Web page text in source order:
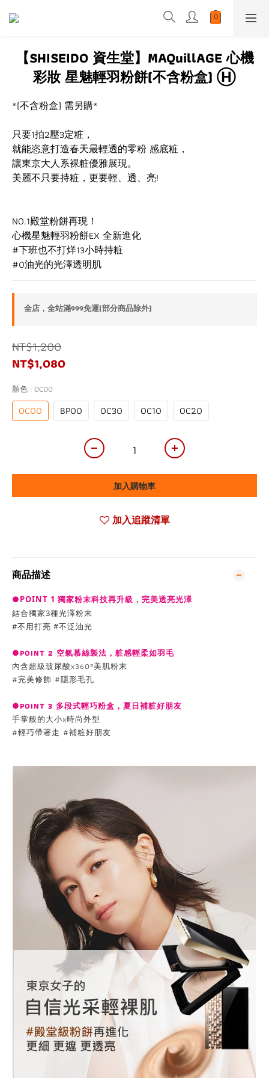
【SHISEIDO 資生堂】MAQuillAGE 心機
彩妝 星魅輕羽粉餅(不含粉盒) Ⓗ
*(不含粉盒) 需另購*
只要1拍2壓3定粧，
就能恣意打造春天最輕透的零粉 感底粧，
讓東京大人系裸粧優雅展現。
美麗不只要持粧，更要輕、透、亮!
NO.1殿堂粉餅再現！
心機星魅輕羽粉餅EX 全新進化
#下班也不打烊13小時持粧
#0油光的光澤透明肌
全店，全站滿999免運(部分商品除外)
NT$1,200
NT$1,080
顏色 : OC00
OC00 BP00 OC30 OC10 OC20
加入購物車
加入追蹤清單
商品描述
●POINT 1 獨家粉末科技再升級，完美透亮光澤
結合獨家3種光澤粉末
#不用打亮 #不泛油光
●POINT 2 空氣慕絲製法，粧感輕柔如羽毛
內含超級玻尿酸x360°美肌粉末
#完美修飾 #隱形毛孔
●POINT 3 多段式輕巧粉盒，夏日補粧好朋友
手掌般的大小x時尚外型
#輕巧帶著走 #補粧好朋友